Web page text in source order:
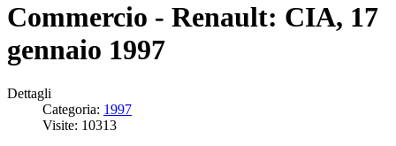
Commercio - Renault: CIA, 17
gennaio 1997
Dettagli
Categoria: 1997
Visite: 10313